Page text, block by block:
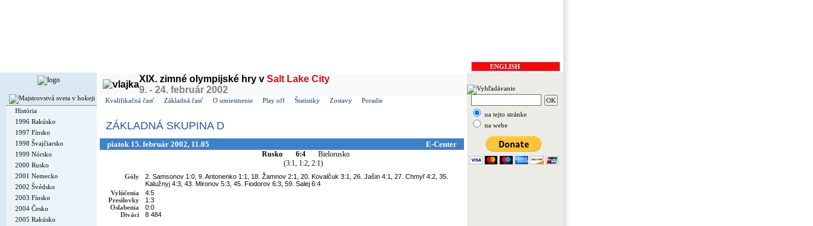
ENGLISH
História
1996 Rakúsko
1997 Fínsko
1998 Švajčiarsko
1999 Nórsko
2000 Rusko
2001 Nemecko
2002 Švédsko
2003 Fínsko
2004 Česko
2005 Rakúsko
XIX. zimné olympijské hry v Salt Lake City
9. - 24. február 2002
Kvalifikačná časť Základná časť O umiestnenie Play off Štatistiky Zostavy Poradie
ZÁKLADNÁ SKUPINA D
piatok 15. február 2002, 11.05 E-Center
Rusko 6:4
Bielorusko
(3:1, 1:2, 2:1)
Góly
2. Samsonov 1:0, 9. Antonenko 1:1, 18. Žamnov 2:1, 20. Kovalčuk 3:1, 26. Jašin 4:1, 27. Chmyľ 4:2, 35.
Kalužnyj 4:3, 43. Mironov 5:3, 45. Fiodorov 6:3, 59. Salej 6:4
Vylúčenia
4:5
Presilovky
1:3
Oslabenia
0:0
Diváci
8 484
na tejto stránke
na webe